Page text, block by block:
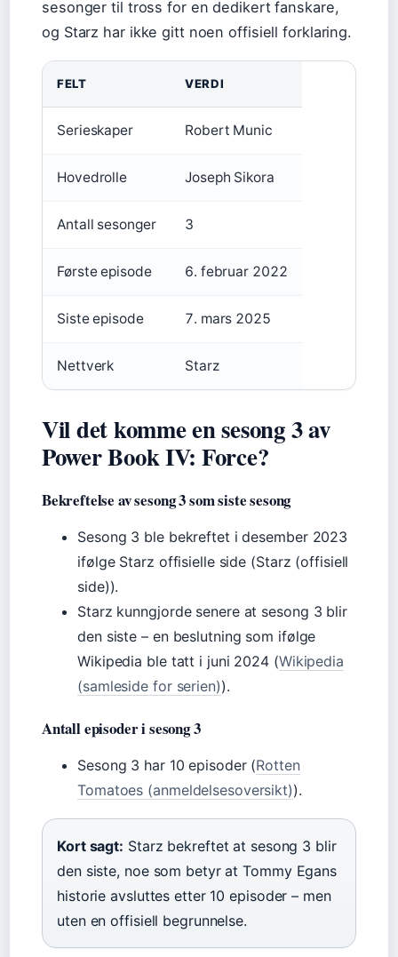
sesonger til tross for en dedikert fanskare,
og Starz har ikke gitt noen offisiell forklaring.
FELT VERDI
Serieskaper Robert Munic
Hovedrolle Joseph Sikora
Antall sesonger 3
Første episode 6. februar 2022
Siste episode 7. mars 2025
Nettverk Starz
Vil det komme en sesong 3 av
Power Book IV: Force?
Bekreftelse av sesong 3 som siste sesong
Sesong 3 ble bekreftet i desember 2023
ifølge Starz offisielle side (Starz (offisiell
side)).
Starz kunngjorde senere at sesong 3 blir
den siste – en beslutning som ifølge
Wikipedia ble tatt i juni 2024 (Wikipedia
(samleside for serien)).
Antall episoder i sesong 3
Sesong 3 har 10 episoder (Rotten
Tomatoes (anmeldelsesoversikt)).
Kort sagt: Starz bekreftet at sesong 3 blir
den siste, noe som betyr at Tommy Egans
historie avsluttes etter 10 episoder – men
uten en offisiell begrunnelse.